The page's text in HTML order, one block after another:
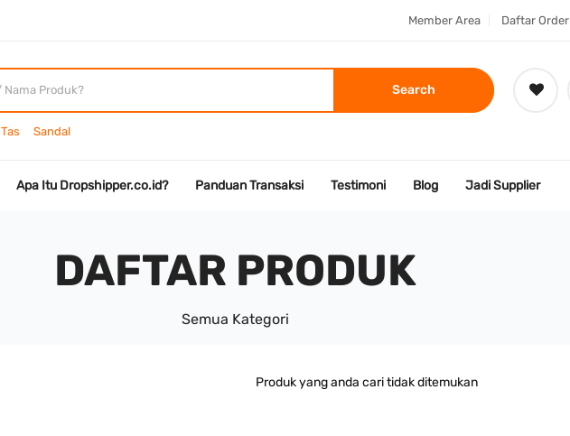
Member Area Daftar Order
Search
Tas Sandal
Apa Itu Dropshipper.co.id? Panduan Transaksi Testimoni Blog Jadi Supplier
DAFTAR PRODUK
Semua Kategori
Produk yang anda cari tidak ditemukan